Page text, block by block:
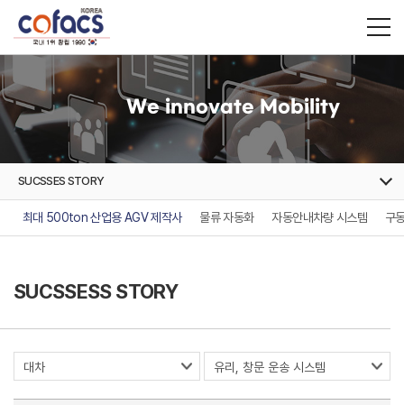
We innovate Mobility
SUCSSES STORY
최대 500ton 산업용 AGV 제작사 물류 자동화 자동안내차량 시스템 구
SUCSSESS STORY